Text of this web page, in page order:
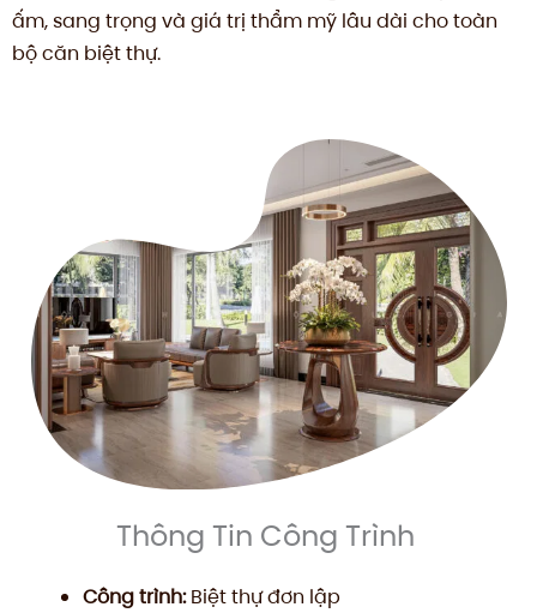
ấm, sang trọng và giá trị thẩm mỹ lâu dài cho toàn
bộ căn biệt thự.
Thông Tin Công Trình
Công trình:Biệt thự đơn lập